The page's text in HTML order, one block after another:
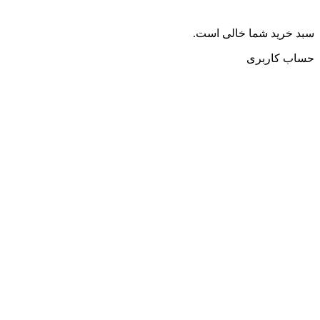
سبد خرید شما خالی است.
حساب کاربری